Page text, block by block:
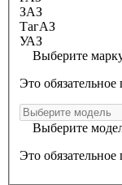
ЗАЗ
ТагАЗ
УАЗ
Выберите
Это обязательное
Выберите
Это обязательное